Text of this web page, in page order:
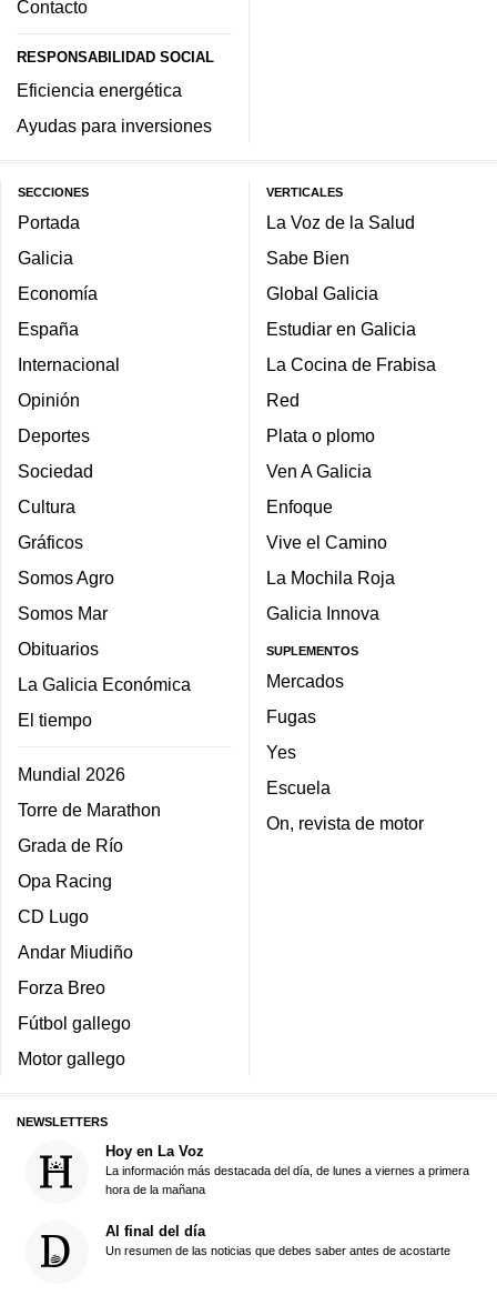
Contacto
RESPONSABILIDAD SOCIAL
Eficiencia energética
Ayudas para inversiones
SECCIONES
Portada
Galicia
Economía
España
Internacional
Opinión
Deportes
Sociedad
Cultura
Gráficos
Somos Agro
Somos Mar
Obituarios
La Galicia Económica
El tiempo
Mundial 2026
Torre de Marathon
Grada de Río
Opa Racing
CD Lugo
Andar Miudiño
Forza Breo
Fútbol gallego
Motor gallego
VERTICALES
La Voz de la Salud
Sabe Bien
Global Galicia
Estudiar en Galicia
La Cocina de Frabisa
Red
Plata o plomo
Ven A Galicia
Enfoque
Vive el Camino
La Mochila Roja
Galicia Innova
SUPLEMENTOS
Mercados
Fugas
Yes
Escuela
On, revista de motor
NEWSLETTERS
Hoy en La Voz
La información más destacada del día, de lunes a viernes a primera
hora de la mañana
Al final del día
Un resumen de las noticias que debes saber antes de acostarte